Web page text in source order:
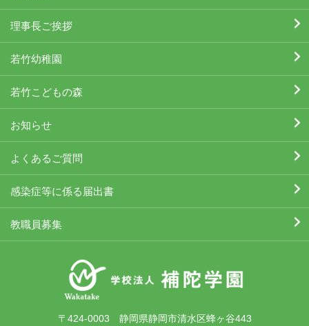
理事長ご挨拶
若竹幼稚園
若竹こどもの森
お知らせ
よくあるご質問
感染症等に係る届出書
教職員募集
〒424-0003 静岡県静岡市清水区蜂ヶ谷443